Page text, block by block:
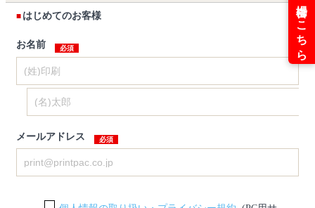
はじめてのお客様
お名前
メールアドレス